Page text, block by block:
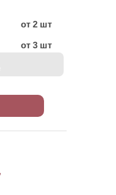
от 2 шт
от 3 шт